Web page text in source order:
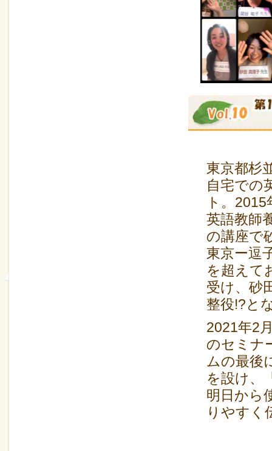
東京都杉
自宅での
ト。
英語教師
の講座で
東京ー逗
を超えて
受け、砂
整役!?と
2021年2
のセミナ
ムの最後
を設け、
明日から
りやすく